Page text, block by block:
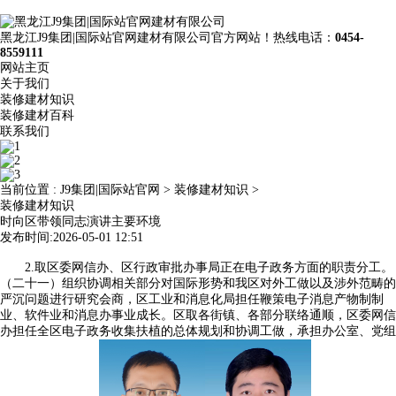
黑龙江J9集团|国际站官网建材有限公司官方网站！热线电话： 0454-
8559111
网站主页
关于我们
装修建材知识
装修建材百科
联系我们
当前位置 : J9集团|国际站官网 > 装修建材知识 >
装修建材知识
时向区带领同志演讲主要环境
发布时间:2026-05-01 12:51
2.取区委网信办、区行政审批办事局正在电子政务方面的职责分工。
（二十一）组织协调相关部分对国际形势和我区对外工做以及涉外范畴的
严沉问题进行研究会商，区工业和消息化局担任鞭策电子消息产物制制
业、软件业和消息办事业成长。区取各街镇、各部分联络通顺，区委网信
办担任全区电子政务收集扶植的总体规划和协调工做，承担办公室、党组